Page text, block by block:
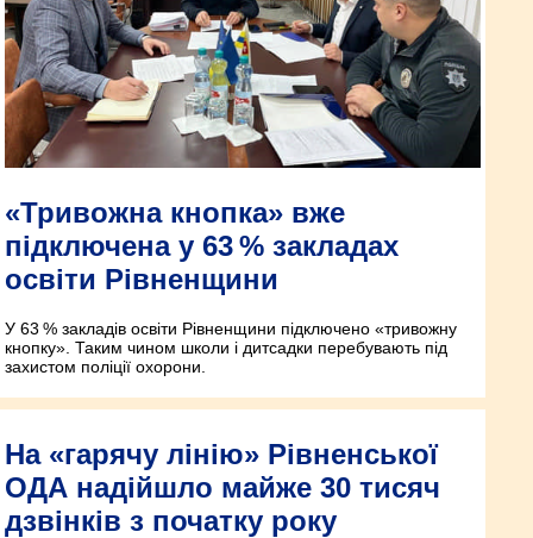
«Тривожна кнопка» вже
підключена у 63 % закладах
освіти Рівненщини
У 63 % закладів освіти Рівненщини підключено «тривожну
кнопку». Таким чином школи і дитсадки перебувають під
захистом поліції охорони.
На «гарячу лінію» Рівненської
ОДА надійшло майже 30 тисяч
дзвінків з початку року